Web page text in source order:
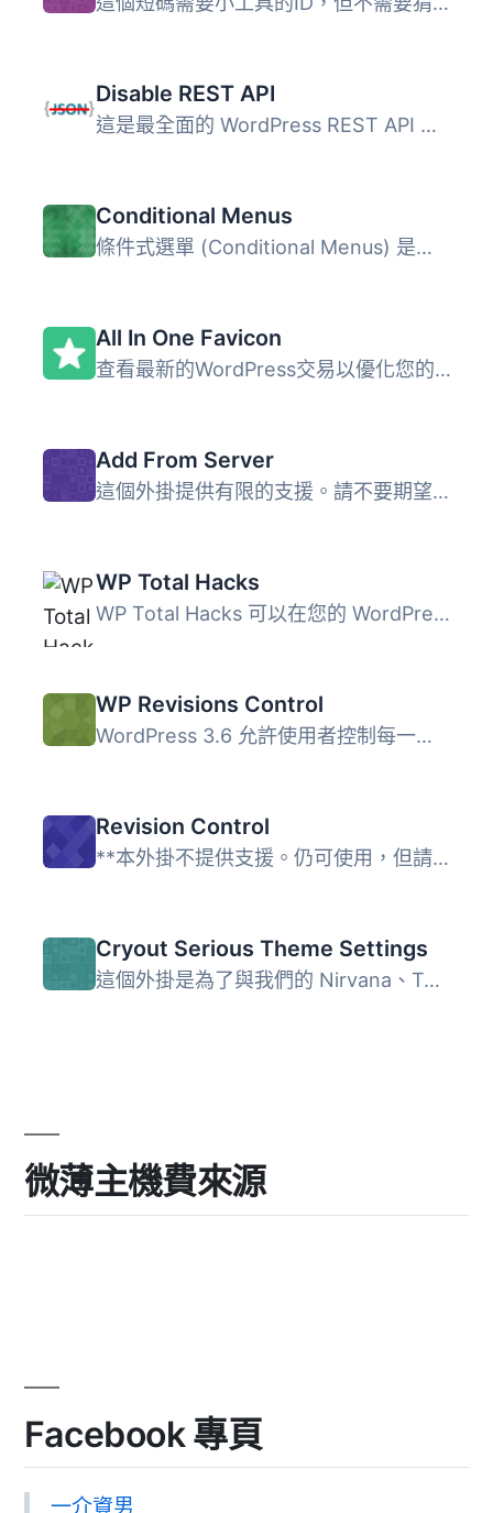
Disable REST API
這是最全面的 WordPress REST API 存取控制外掛！ 輕鬆安裝，...
Conditional Menus
條件式選單 (Conditional Menus) 是一款由 Themify 推出的簡...
All In One Favicon
查看最新的WordPress交易以優化您的網站。 All In One Favico...
Add From Server
這個外掛提供有限的支援。請不要期望有太多新功能或修正 bug...
WP Total Hacks
WP Total Hacks 可以在您的 WordPress 網站上自訂超過 20 個...
WP Revisions Control
WordPress 3.6 允許使用者控制每一個支援的文章類型儲存多少...
Revision Control
**本外掛不提供支援。仍可使用，但請勿期待得到支援要求的回...
Cryout Serious Theme Settings
這個外掛是為了與我們的 Nirvana、Tempera、Parabola 和 Mant...
微薄主機費來源
Facebook 專頁
一介資男